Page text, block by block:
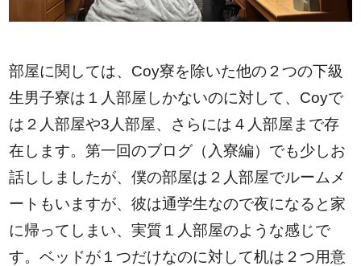
部屋に関しては、Coy寮を除いた他の２つの下級
生男子寮は１人部屋しかないのに対して、Coyで
は２人部屋や3人部屋、さらには４人部屋まで存
在します。第一回のブログ（入寮編）でも少しお
話ししましたが、僕の部屋は２人部屋でルームメ
ートもいますが、彼は通学生なので夜になると家
に帰ってしまい、実質１人部屋のような感じで
す。ベッドが１つだけなのに対して机は２つ用意